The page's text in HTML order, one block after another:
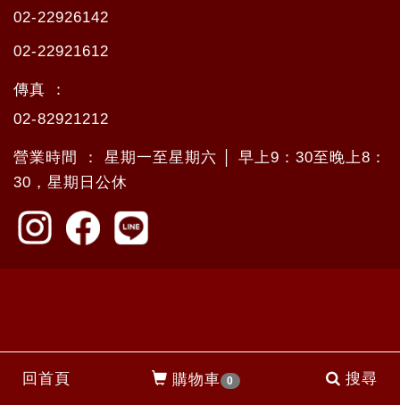
回首頁 購物車 0 搜尋
02-22926142
02-22921612
傳真 ：
02-82921212
營業時間 ： 星期一至星期六 │ 早上9：30至晚上8：
30，星期日公休